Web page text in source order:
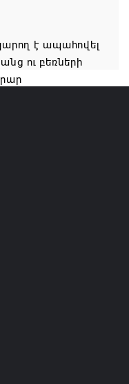
ՏԱՇՏՈՒՆ
է ապահովել
ու բեռների